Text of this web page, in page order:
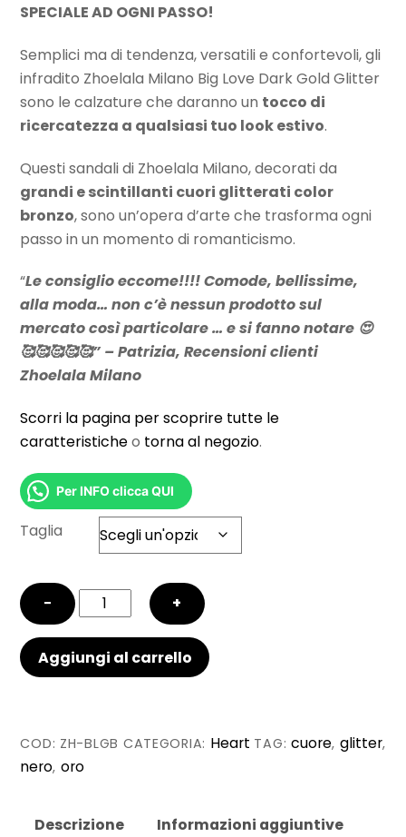
SPECIALE AD OGNI PASSO!
Semplici ma di tendenza, versatili e confortevoli, gli
infradito Zhoelala Milano Big Love Dark Gold Glitter
sono le calzature che daranno un tocco di
ricercatezza a qualsiasi tuo look estivo.
Questi sandali di Zhoelala Milano, decorati da
grandi e scintillanti cuori glitterati color
bronzo, sono un’opera d’arte che trasforma ogni
passo in un momento di romanticismo.
“Le consiglio eccome!!!! Comode, bellissime,
alla moda… non c’è nessun prodotto sul
mercato così particolare … e si fanno notare 😍
🥰🥰🥰🥰🥰” – Patrizia, Recensioni clienti
Zhoelala Milano
Scorri la pagina per scoprire tutte le
caratteristicheo torna al negozio.
Per INFO clicca QUI
Taglia
−
Big
Love
-
Dark
quantità
+
Aggiungi al carrello
COD: ZH-BLGB CATEGORIA: Heart TAG:cuore, glitter,
nero, oro
Descrizione Informazioni aggiuntive